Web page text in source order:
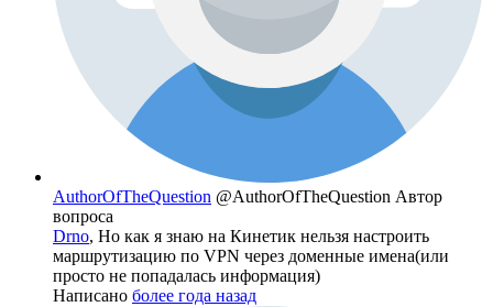
AuthorOfTheQuestion @AuthorOfTheQuestion Автор
вопроса
Drno, Но как я знаю на Кинетик нельзя настроить
маршрутизацию по VPN через доменные имена(или
просто не попадалась информация)
Написано более года назад